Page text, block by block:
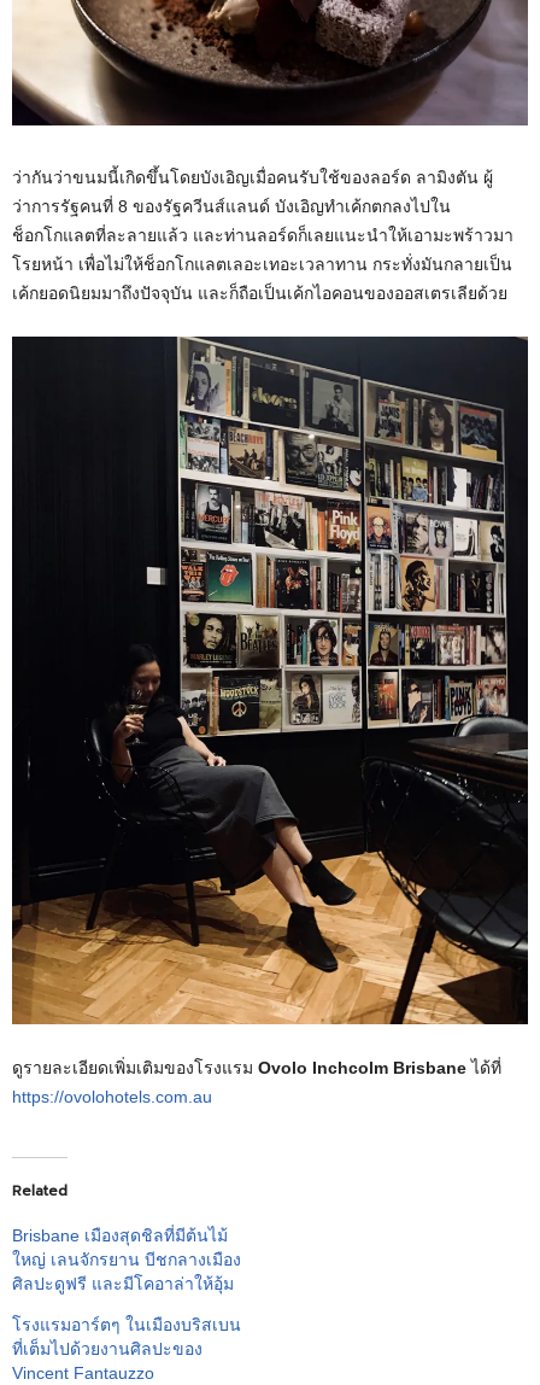
ว่ากันว่าขนมนี้เกิดขึ้นโดยบังเอิญเมื่อคนรับใช้ของลอร์ด ลามิงตัน ผู้
ว่าการรัฐคนที่ 8 ของรัฐควีนส์แลนด์ บังเอิญทำเค้กตกลงไปใน
ช็อกโกแลตที่ละลายแล้ว และท่านลอร์ดก็เลยแนะนำให้เอามะพร้าวมา
โรยหน้า เพื่อไม่ให้ช็อกโกแลตเลอะเทอะเวลาทาน กระทั่งมันกลายเป็น
เค้กยอดนิยมมาถึงปัจจุบัน และก็ถือเป็นเค้กไอคอนของออสเตรเลียด้วย
ดูรายละเอียดเพิ่มเติมของโรงแรม Ovolo Inchcolm Brisbaneได้ที่
https://ovolohotels.com.au
Related
Brisbane เมืองสุดชิลที่มีต้นไม้
ใหญ่ เลนจักรยาน บีชกลางเมือง
ศิลปะดูฟรี และมีโคอาล่าให้อุ้ม
โรงแรมอาร์ตๆ ในเมืองบริสเบน
ที่เต็มไปด้วยงานศิลปะของ
Vincent Fantauzzo